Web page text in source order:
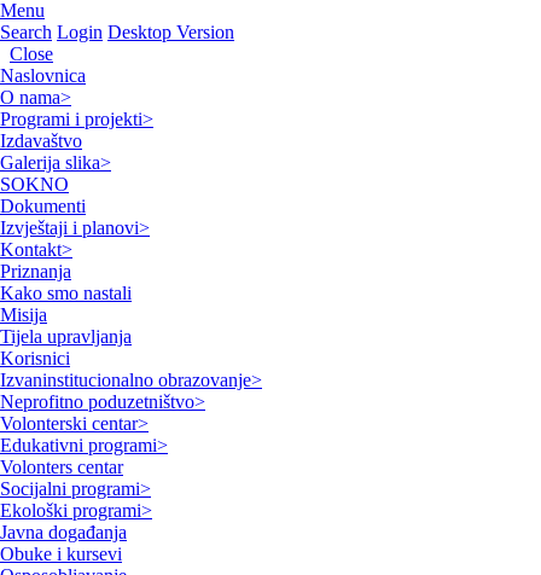
Menu
Search Login Desktop Version
Close
Naslovnica
O nama>
Programi i projekti>
Izdavaštvo
Galerija slika>
SOKNO
Dokumenti
Izvještaji i planovi>
Kontakt>
Priznanja
Kako smo nastali
Misija
Tijela upravljanja
Korisnici
Izvaninstitucionalno obrazovanje>
Neprofitno poduzetništvo>
Volonterski centar>
Edukativni programi>
Volonters centar
Socijalni programi>
Ekološki programi>
Javna događanja
Obuke i kursevi